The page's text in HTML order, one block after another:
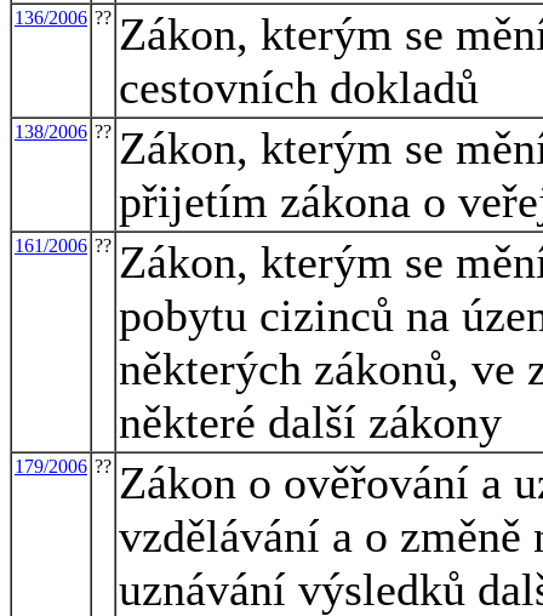
136/2006 ?? Zákon, kterým se
cestovních dokladů
138/2006 ?? Zákon, kterým se
přijetím zákona o
161/2006 ?? Zákon, kterým se
pobytu cizinců na
některých zákonů, ve
některé další zákony
179/2006 ?? Zákon o ověřování a
vzdělávání a o změně
uznávání výsledků